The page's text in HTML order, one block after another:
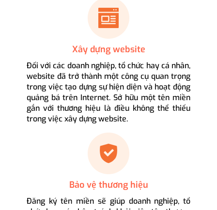
Xây dựng website
Đối với các doanh nghiệp, tổ chức hay cá nhân,
website đã trở thành một công cụ quan trọng
trong việc tạo dựng sự hiện diện và hoạt động
quảng bá trên Internet. Sở hữu một tên miền
gắn với thương hiệu là điều không thể thiếu
trong việc xây dựng website.
Bảo vệ thương hiệu
Đăng ký tên miền sẽ giúp doanh nghiệp, tổ